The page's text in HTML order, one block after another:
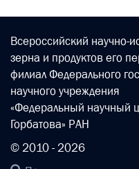
Всероссийский научно-
зерна и продуктов его
филиал Федерального
научного учреждения
«Федеральный научный
Горбатова» РАН
© 2010 - 2026